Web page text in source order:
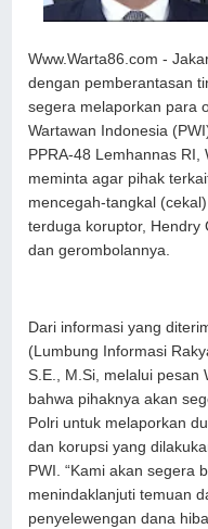
Www.Warta86.com -
dengan pemberantasan
segera melaporkan para
Wartawan Indonesia
PPRA-48 Lemhannas RI,
meminta agar pihak
mencegah-tangkal
terduga koruptor, Hendry
dan gerombolannya.
Dari informasi yang
(Lumbung Informasi
S.E., M.Si, melalui pesan
bahwa pihaknya akan
Polri untuk melaporkan
dan korupsi yang
PWI. “Kami akan segera
menindaklanjuti temuan
penyelewengan dana